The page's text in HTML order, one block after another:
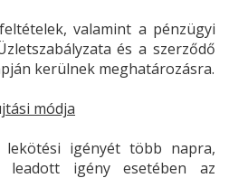
valamint a pénzügyi
és a szerződő
kerülnek meghatározásra.
módja
lekötési igényét több napra,
igény esetében az